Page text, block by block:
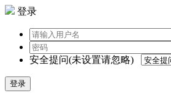
登录
安全提问(未设置请忽略)
登录